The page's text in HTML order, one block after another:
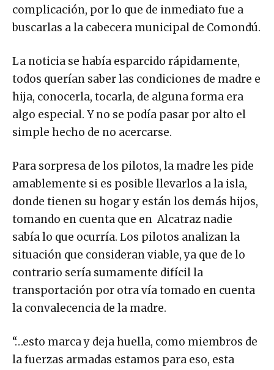
complicación, por lo que de inmediato fue a
buscarlas a la cabecera municipal de Comondú.
La noticia se había esparcido rápidamente,
todos querían saber las condiciones de madre e
hija, conocerla, tocarla, de alguna forma era
algo especial. Y no se podía pasar por alto el
simple hecho de no acercarse.
Para sorpresa de los pilotos, la madre les pide
amablemente si es posible llevarlos a la isla,
donde tienen su hogar y están los demás hijos,
tomando en cuenta que en Alcatraz nadie
sabía lo que ocurría. Los pilotos analizan la
situación que consideran viable, ya que de lo
contrario sería sumamente difícil la
transportación por otra vía tomado en cuenta
la convalecencia de la madre.
“…esto marca y deja huella, como miembros de
la fuerzas armadas estamos para eso, esta